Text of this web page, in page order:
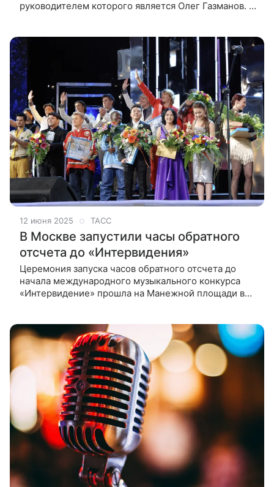
руководителем которого является Олег Газманов. В
12 июня 2025 ТАСС
В Москве запустили часы обратного
отсчета до «Интервидения»
Церемония запуска часов обратного отсчета до
начала международного музыкального конкурса
«Интервидение» прошла на Манежной площади в
ценности, как крепкая многодет